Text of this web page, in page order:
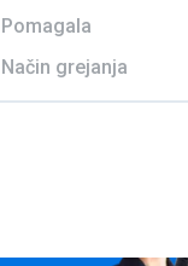
Pomagala
Način grejanja